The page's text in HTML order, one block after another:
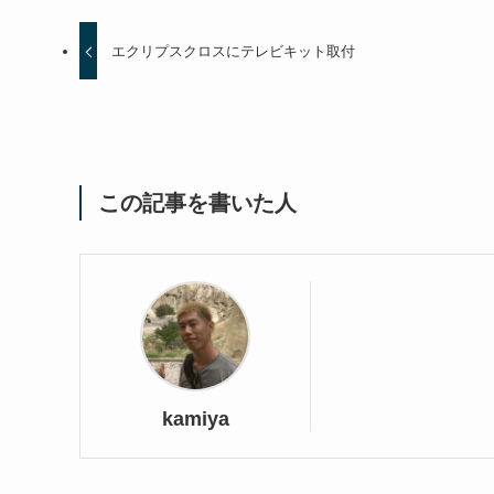
エクリプスクロスにテレビキット取付
この記事を書いた人
kamiya